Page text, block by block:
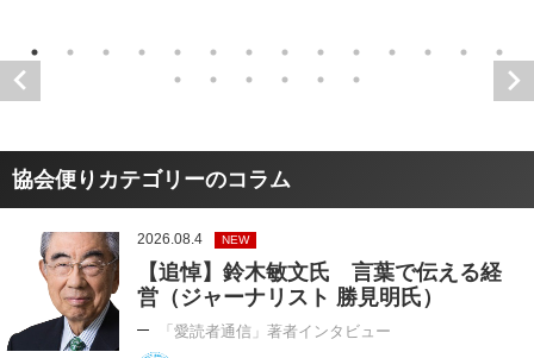
協会便りカテゴリーのコラム
2026.08.4 NEW
【追悼】鈴木敏文氏 言葉で伝える経
営（ジャーナリスト 勝見明氏）
「愛読者通信」著者インタビュー